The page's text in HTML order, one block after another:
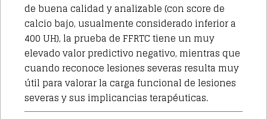
de buena calidad y analizable (con score de
calcio bajo, usualmente considerado inferior a
400 UH), la prueba de FFRTCtiene un muy
elevado valor predictivo negativo, mientras que
cuando reconoce lesiones severas resulta muy
útil para valorar la carga funcional de lesiones
severas y sus implicancias terapéuticas.